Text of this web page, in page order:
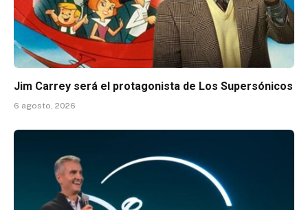
Jim Carrey será el protagonista de Los Supersónicos
6 agosto, 2026